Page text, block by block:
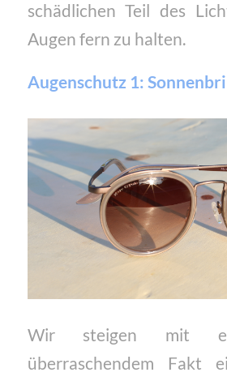
schädlichen Teil des
Augen fern zu halten.
Augenschutz 1:
Wir steigen mit
überraschendem Fakt